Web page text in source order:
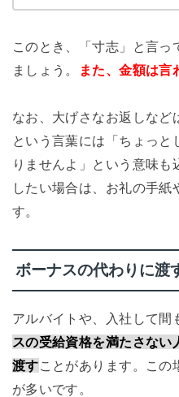
このとき、「寸志」と言っ
ましょう。
また、金額は言
なお、大げさなお返しなど
という言葉には「ちょっと
りませんよ」という意味
したい場合は、お礼の手紙
す。
ボーナスの代わりに渡
アルバイトや、入社して間
スの受給資格を満たさな
渡す ことがあります。この
が多いです。